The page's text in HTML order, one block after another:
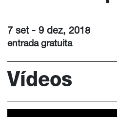
7 set - 9 dez, 2018
entrada gratuita
Vídeos